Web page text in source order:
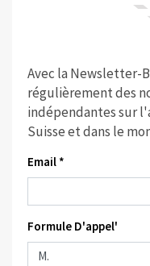
Avec la Newsletter-
régulièrement des
indépendantes sur
Suisse et dans le
Email *
Formule D'appel'